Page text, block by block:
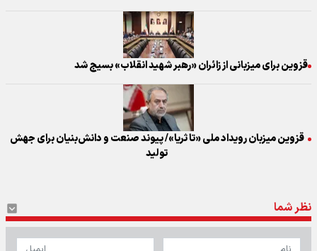
قزوین برای میزبانی از زائران «رهبر شهید انقلاب» بسیج شد
قزوین میزبان رویداد ملی «تا ثریا»/ پیوند صنعت و دانش‌بنیان برای جهش
تولید
نظر شما